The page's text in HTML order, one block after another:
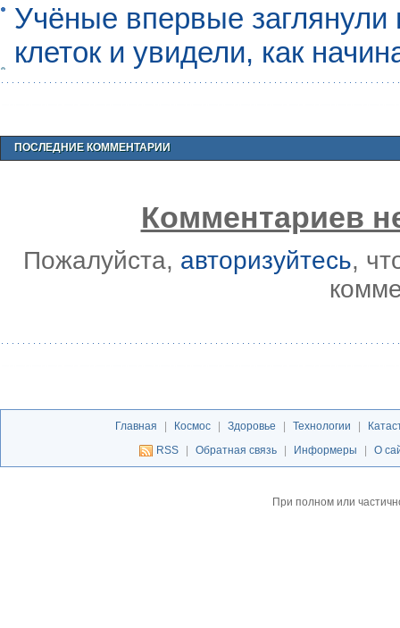
Учёные впервые
клеток и увидели, как
ПОСЛЕДНИЕ КОММЕНТАРИИ
Комментариев
Пожалуйста, авторизуйтесь,
Главная | Космос | Здоровье | Технологии |
RSS
| Обратная связь | Информеры | О
При полном или